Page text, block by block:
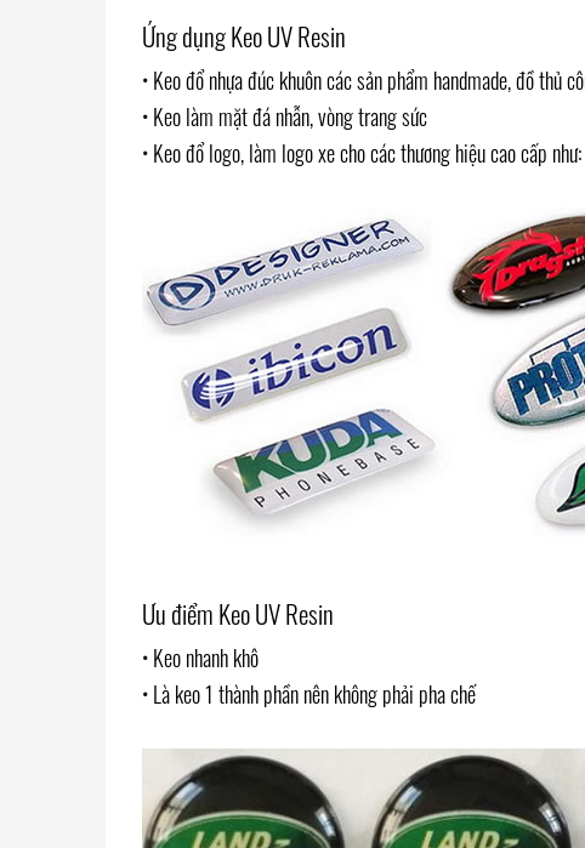
Ứng dụng Keo UV Resin
• Keo đổ nhựa đúc khuôn các sản phẩm handmade, đồ thủ
• Keo làm mặt đá nhẫn, vòng trang sức
• Keo đổ logo, làm logo xe cho các thương hiệu cao cấp
Ưu điểm Keo UV Resin
• Keo nhanh khô
• Là keo 1 thành phần nên không phải pha chế